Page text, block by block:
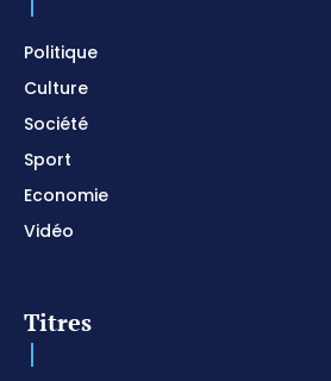
Politique
Culture
Société
Sport
Economie
Vidéo
Titres